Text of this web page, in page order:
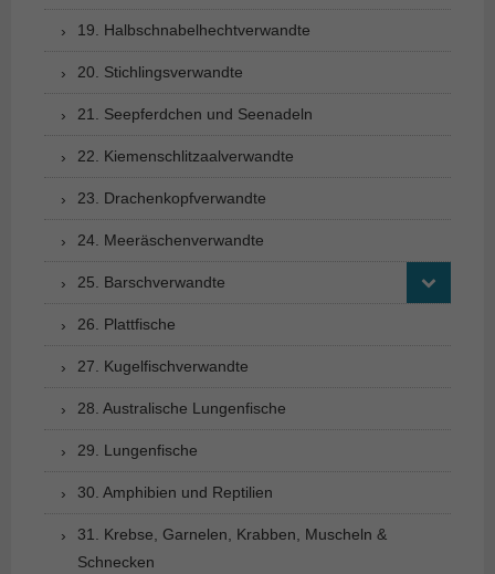
19. Halbschnabelhechtverwandte
20. Stichlingsverwandte
21. Seepferdchen und Seenadeln
22. Kiemenschlitzaalverwandte
23. Drachenkopfverwandte
24. Meeräschenverwandte
25. Barschverwandte
26. Plattfische
27. Kugelfischverwandte
28. Australische Lungenfische
29. Lungenfische
30. Amphibien und Reptilien
31. Krebse, Garnelen, Krabben, Muscheln &
Schnecken